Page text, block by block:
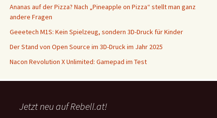
Ananas auf der Pizza? Nach „Pineapple on Pizza“ stellt man ganz
andere Fragen
Geeetech M1S: Kein Spielzeug, sondern 3D-Druck für Kinder
Der Stand von Open Source im 3D-Druck im Jahr 2025
Nacon Revolution X Unlimited: Gamepad im Test
Jetzt neu auf Rebell.at!